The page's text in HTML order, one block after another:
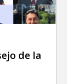
de la